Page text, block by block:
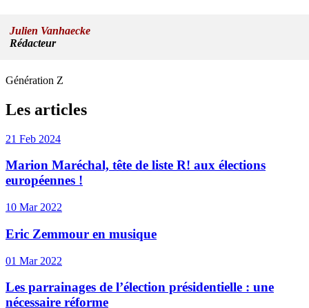
Julien Vanhaecke
Rédacteur
Génération Z
Les articles
21 Feb 2024
Marion Maréchal, tête de liste R! aux élections
européennes !
10 Mar 2022
Eric Zemmour en musique
01 Mar 2022
Les parrainages de l’élection présidentielle : une
nécessaire réforme